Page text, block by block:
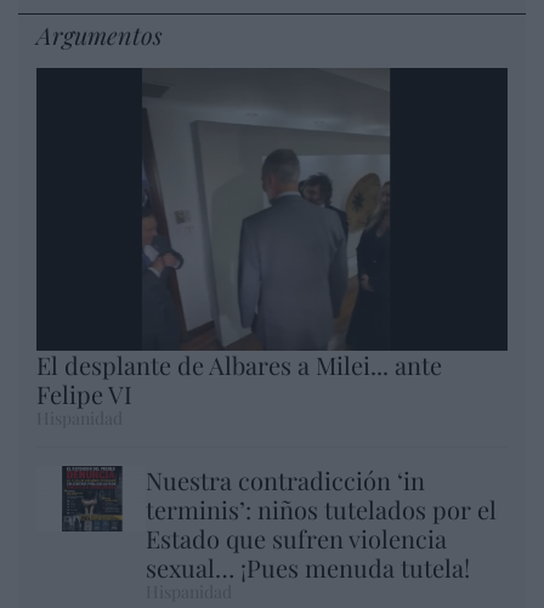
Argumentos
El desplante de Albares a Milei... ante
Felipe VI
Nuestra contradicción ‘in
terminis’: niños tutelados por el
Estado que sufren violencia
sexual… ¡Pues menuda tutela!